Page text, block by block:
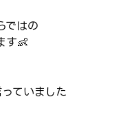
ではの
す👶
ていました